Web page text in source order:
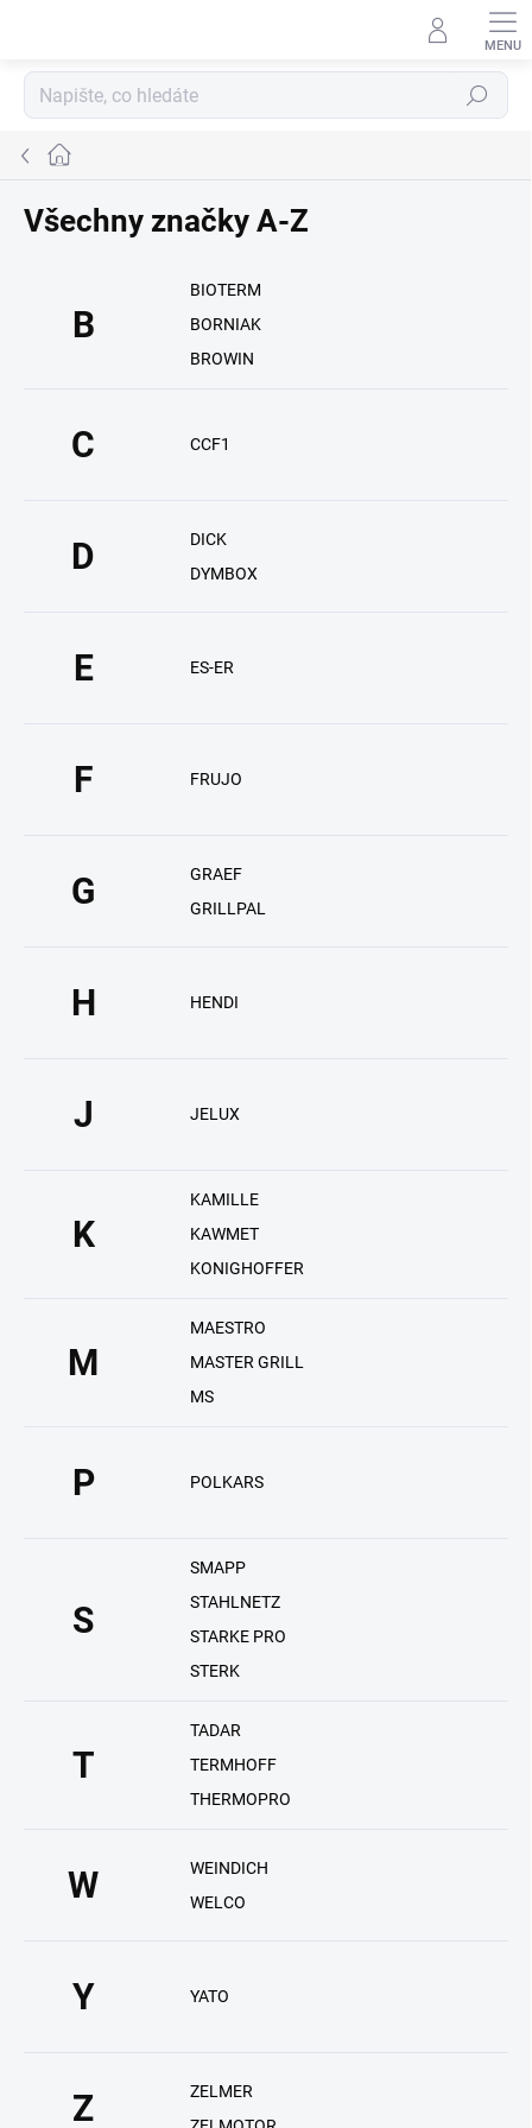
Hledat
Domů
Všechny značky A-Z
B
BIOTERM
BORNIAK
BROWIN
C CCF1
D
DICK
DYMBOX
E ES-ER
F FRUJO
G
GRAEF
GRILLPAL
H HENDI
J JELUX
K
KAMILLE
KAWMET
KONIGHOFFER
M
MAESTRO
MASTER GRILL
MS
P POLKARS
S
SMAPP
STAHLNETZ
STARKE PRO
STERK
T
TADAR
TERMHOFF
THERMOPRO
W
WEINDICH
WELCO
Y YATO
Z
ZELMER